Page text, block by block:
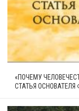
«ПОЧЕМУ
СТАТЬЯ